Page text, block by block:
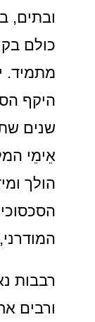
ובתים,
כולם
מתמיד.
היקף
שנים
אֵימֵי
הולך
רבבות
ורבים